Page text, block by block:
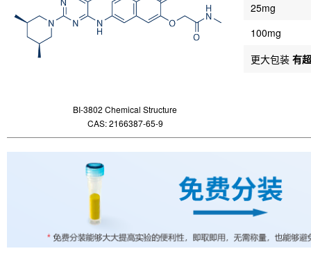
BI-3802 Chemical Structure
CAS: 2166387-65-9
25mg
100mg
更大包装 有